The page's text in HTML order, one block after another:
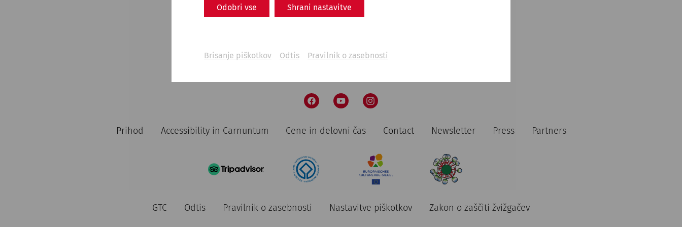
Odobri vse Shrani nastavitve
Brisanje piškotkov Odtis Pravilnik o zasebnosti
Prihod Accessibility in Carnuntum Cene in delovni čas Contact Newsletter Press Partners
GTC Odtis Pravilnik o zasebnosti Nastavitve piškotkov Zakon o zaščiti žvižgačev